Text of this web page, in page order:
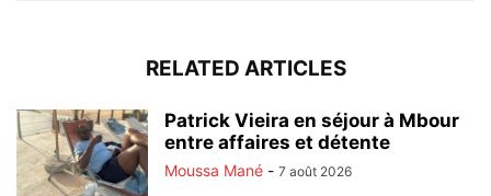
RELATED ARTICLES
Patrick Vieira en séjour à Mbour
entre affaires et détente
Moussa Mané - 7 août 2026